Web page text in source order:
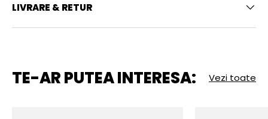
LIVRARE & RETUR
TE-AR PUTEA INTERESA: Vezi toate